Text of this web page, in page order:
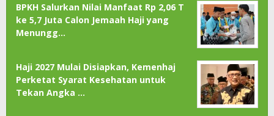
BPKH Salurkan Nilai Manfaat Rp 2,06 T
ke 5,7 Juta Calon Jemaah Haji yang
Menungg…
Haji 2027 Mulai Disiapkan, Kemenhaj
Perketat Syarat Kesehatan untuk
Tekan Angka …